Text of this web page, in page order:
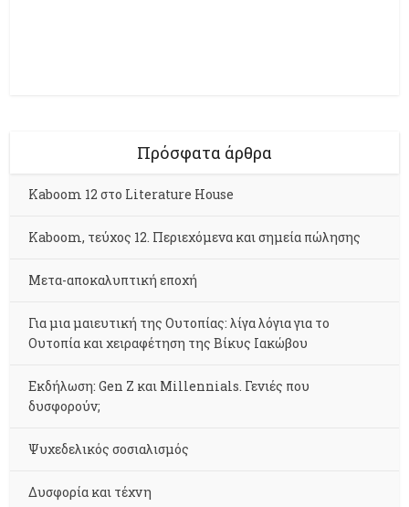
Πρόσφατα άρθρα
Kaboom 12 στο Literature House
Kaboom, τεύχος 12. Περιεχόμενα και σημεία πώλησης
Μετα-αποκαλυπτική εποχή
Για μια μαιευτική της Ουτοπίας: λίγα λόγια για το
Ουτοπία και χειραφέτηση της Βίκυς Ιακώβου
Εκδήλωση: Gen Z και Millennials. Γενιές που
δυσφορούν;
Ψυχεδελικός σοσιαλισμός
Δυσφορία και τέχνη